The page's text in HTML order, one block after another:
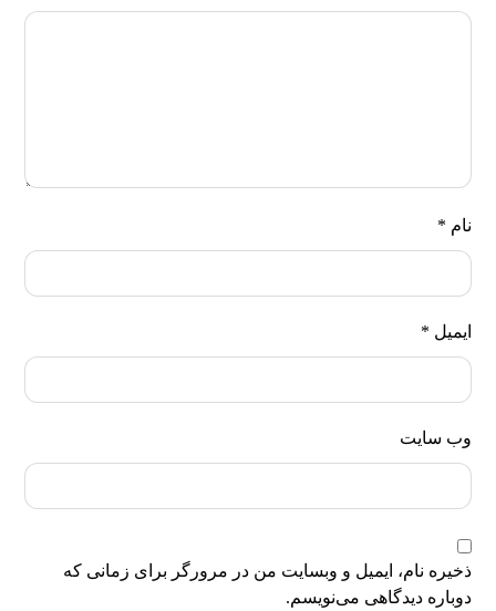
نام *
ایمیل *
وب‌ سایت
ذخیره نام، ایمیل و وبسایت من در مرورگر برای زمانی که
دوباره دیدگاهی می‌نویسم.